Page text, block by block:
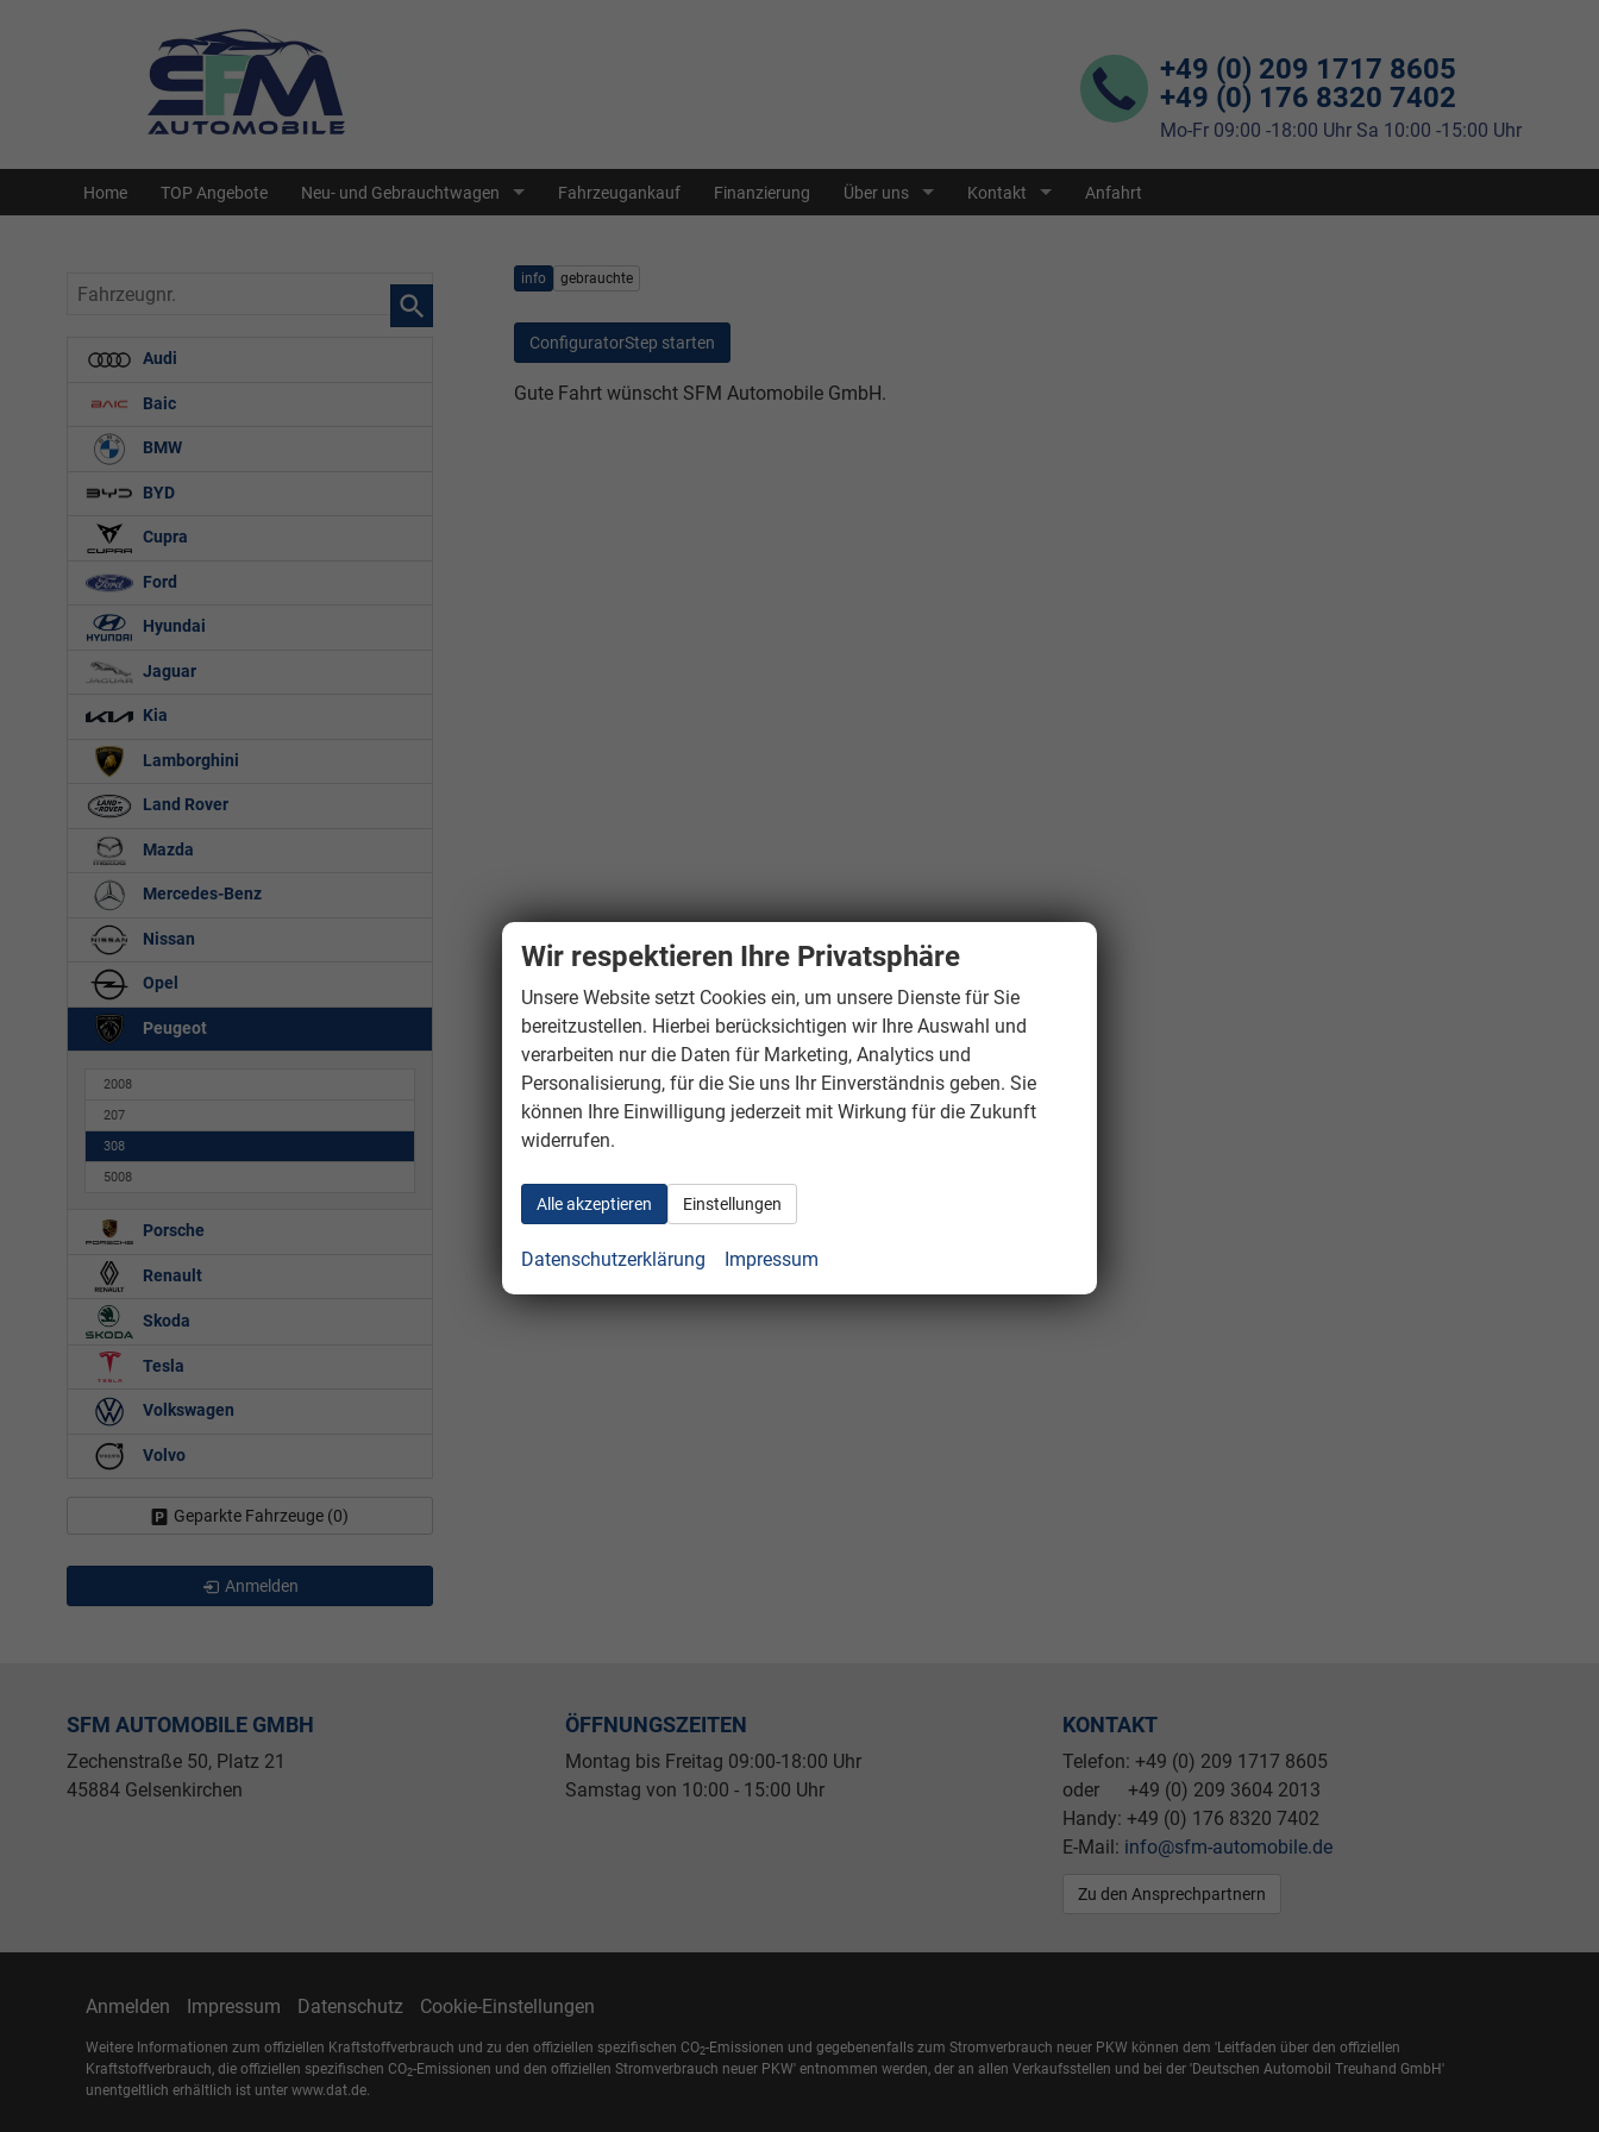
+49 (0) 209 1717 8605
+49 (0) 176 8320 7402
Mo-Fr 09:00 -18:00 Uhr Sa 10:00 -15:00 Uhr
Home TOP Angebote Neu- und Gebrauchtwagen Fahrzeugankauf Finanzierung Über uns Kontakt Anfahrt
info gebrauchte
ConfiguratorStep starten
Gute Fahrt wünscht SFM Automobile GmbH.
Fahrzeugnr.
Audi
Baic
BMW
BYD
Cupra
Ford
Hyundai
Jaguar
Kia
Lamborghini
Land Rover
Mazda
Mercedes-Benz
Nissan
Opel
Peugeot
2008
207
308
5008
Porsche
Renault
Skoda
Tesla
Volkswagen
Volvo
Geparkte Fahrzeuge (0)
Anmelden
SFM AUTOMOBILE GMBH
Zechenstraße 50, Platz 21
45884 Gelsenkirchen
ÖFFNUNGSZEITEN
Montag bis Freitag 09:00-18:00 Uhr
Samstag von 10:00 - 15:00 Uhr
KONTAKT
Telefon: +49 (0) 209 1717 8605
oder +49 (0) 209 3604 2013
Handy: +49 (0) 176 8320 7402
E-Mail: info@sfm-automobile.de
Zu den Ansprechpartnern
Anmelden Impressum Datenschutz Cookie-Einstellungen
Weitere Informationen zum offiziellen Kraftstoffverbrauch und zu den offiziellen spezifischen CO2-Emissionen und gegebenenfalls zum Stromverbrauch neuer PKW können dem 'Leitfaden über den offiziellen
Kraftstoffverbrauch, die offiziellen spezifischen CO2-Emissionen und den offiziellen Stromverbrauch neuer PKW' entnommen werden, der an allen Verkaufsstellen und bei der 'Deutschen Automobil Treuhand GmbH'
unentgeltlich erhältlich ist unter www.dat.de.
Wir respektieren Ihre Privatsphäre
Unsere Website setzt Cookies ein, um unsere Dienste für Sie
bereitzustellen. Hierbei berücksichtigen wir Ihre Auswahl und
verarbeiten nur die Daten für Marketing, Analytics und
Personalisierung, für die Sie uns Ihr Einverständnis geben. Sie
können Ihre Einwilligung jederzeit mit Wirkung für die Zukunft
widerrufen.
Alle akzeptieren Einstellungen
Datenschutzerklärung Impressum